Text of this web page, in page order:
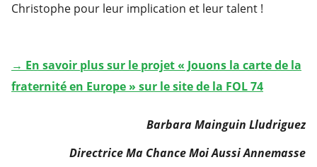
Christophe pour leur implication et leur talent !
→ En savoir plus sur le projet « Jouons la carte de la
fraternité en Europe » sur le site de la FOL 74
Barbara Mainguin Lludriguez
Directrice Ma Chance Moi Aussi Annemasse